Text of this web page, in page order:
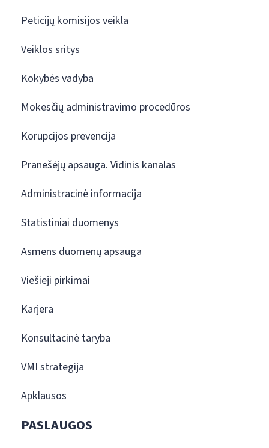
Peticijų komisijos veikla
Veiklos sritys
Kokybės vadyba
Mokesčių administravimo procedūros
Korupcijos prevencija
Pranešėjų apsauga. Vidinis kanalas
Administracinė informacija
Statistiniai duomenys
Asmens duomenų apsauga
Viešieji pirkimai
Karjera
Konsultacinė taryba
VMI strategija
Apklausos
PASLAUGOS